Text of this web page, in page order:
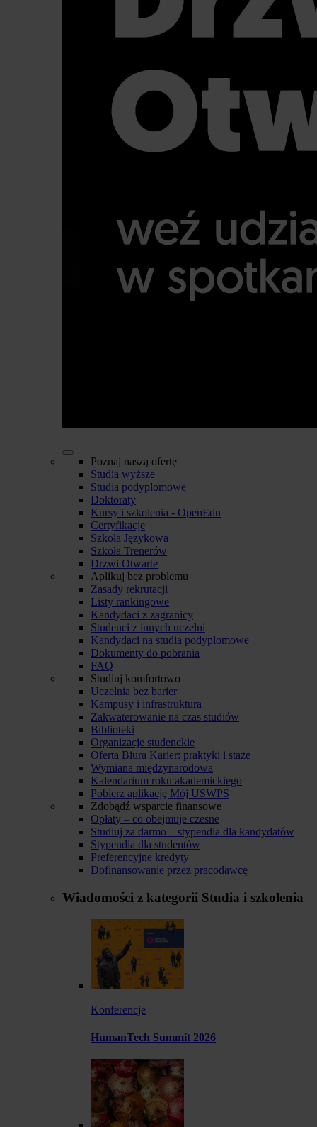
Poznaj naszą ofertę
Studia wyższe
Studia podyplomowe
Doktoraty
Kursy i szkolenia - OpenEdu
Certyfikacje
Szkoła Językowa
Szkoła Trenerów
Drzwi Otwarte
Aplikuj bez problemu
Zasady rekrutacji
Listy rankingowe
Kandydaci z zagranicy
Studenci z innych uczelni
Kandydaci na studia podyplomowe
Dokumenty do pobrania
FAQ
Studiuj komfortowo
Uczelnia bez barier
Kampusy i infrastruktura
Zakwaterowanie na czas studiów
Biblioteki
Organizacje studenckie
Oferta Biura Karier: praktyki i staże
Wymiana międzynarodowa
Kalendarium roku akademickiego
Pobierz aplikację Mój USWPS
Zdobądź wsparcie finansowe
Opłaty – co obejmuje czesne
Studiuj za darmo – stypendia dla kandydatów
Stypendia dla studentów
Preferencyjne kredyty
Dofinansowanie przez pracodawcę
Wiadomości z kategorii Studia i szkolenia
Konferencje
HumanTech Summit 2026